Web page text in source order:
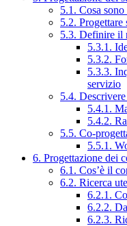
5.1. Cosa
5.2.
5.3. Definire il
5.3.1.
5.3.2.
5.3.3.
servizio
5.4.
5.4.1.
5.4.2.
5.5. Co-
5.5.1.
6. Progettazione dei
6.1. Cos’è il
6.2. Ricerca
6.2.1.
6.2.2.
6.2.3.